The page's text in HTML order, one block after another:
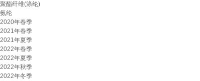
聚酯纤维(涤纶)
氨纶
2020年春季
2021年春季
2021年夏季
2022年春季
2022年夏季
2022年秋季
2022年冬季